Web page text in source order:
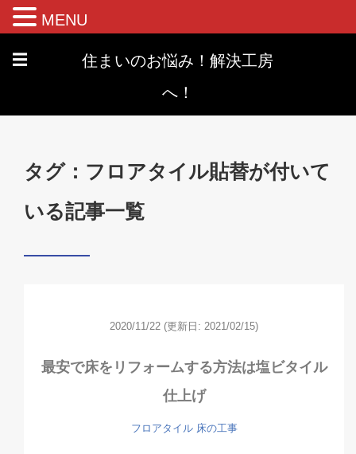
☰
住まいのお悩み！解決工房
へ！
タグ：フロアタイル貼替が付いて
いる記事一覧
2020/11/22 (更新日: 2021/02/15)
最安で床をリフォームする方法は塩ビタイル
仕上げ
フロアタイル 床の工事
MENU